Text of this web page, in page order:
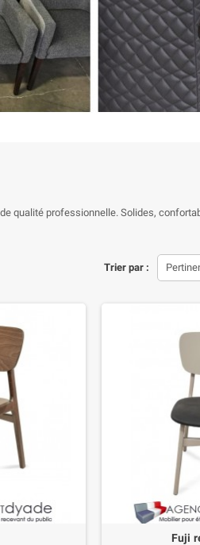
qualité professionnelle. Solides,
Trier par :
Fuji